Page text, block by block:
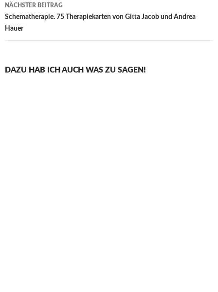
NÄCHSTER BEITRAG
Schematherapie. 75 Therapiekarten von Gitta Jacob und Andrea
Hauer
DAZU HAB ICH AUCH WAS ZU SAGEN!